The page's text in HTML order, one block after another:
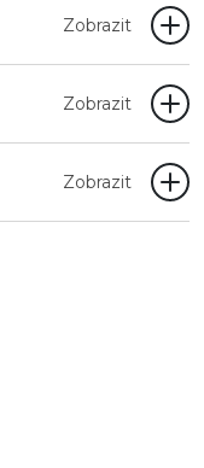
Zobrazit
Zobrazit
Zobrazit